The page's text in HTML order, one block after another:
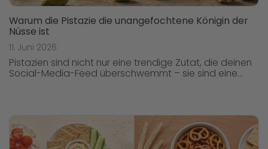
Warum die Pistazie die unangefochtene Königin der
Nüsse ist
11. Juni 2026
Pistazien sind nicht nur eine trendige Zutat, die deinen
Social-Media-Feed überschwemmt – sie sind eine...